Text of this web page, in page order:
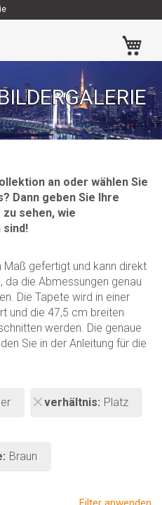
an oder wählen Sie
Dann geben Sie Ihre
sehen, wie
gefertigt und kann direkt
da die Abmessungen genau
Die Tapete wird in einer
und die 47,5 cm breiten
werden. Die genaue
Sie in der Anleitung für die
verhältnis Platz
Braun